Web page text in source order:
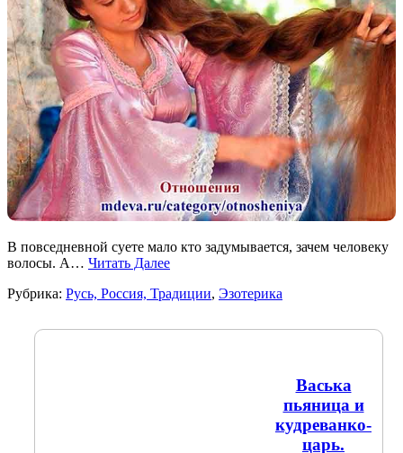
В повседневной суете мало кто задумывается, зачем человеку
волосы. А… Читать Далее
Рубрика: Русь, Россия, Традиции, Эзотерика
Васька
пьяница и
кудреванко-
царь.